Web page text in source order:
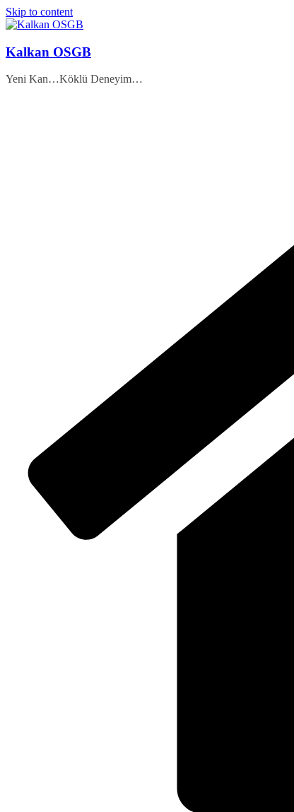
Skip to content
Kalkan OSGB
Yeni Kan…Köklü Deneyim…